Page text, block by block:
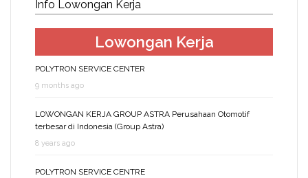
Info Lowongan Kerja
Lowongan Kerja
POLYTRON SERVICE CENTER
9 months ago
LOWONGAN KERJA GROUP ASTRA Perusahaan Otomotif
terbesar di Indonesia (Group Astra)
8 years ago
POLYTRON SERVICE CENTRE